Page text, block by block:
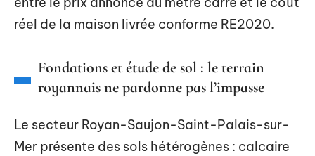
réel de la maison livrée conforme RE2020.
Fondations et étude de sol : le terrain
royannais ne pardonne pas l’impasse
Le secteur Royan-Saujon-Saint-Palais-sur-
Mer présente des sols hétérogènes : calcaire